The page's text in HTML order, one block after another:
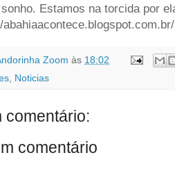
Estamos na torcida por
abahiaacontece.blogspot.com.br/
Zoom às 18:02
, Noticias
comentário:
comentário